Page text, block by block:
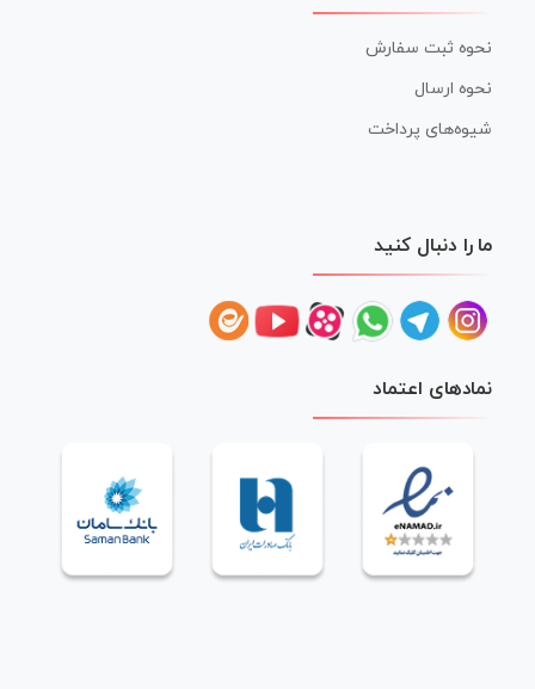
نحوه ثبت سفارش
نحوه ارسال
شیوه‌های پرداخت
ما را دنبال کنید
نمادهای اعتماد